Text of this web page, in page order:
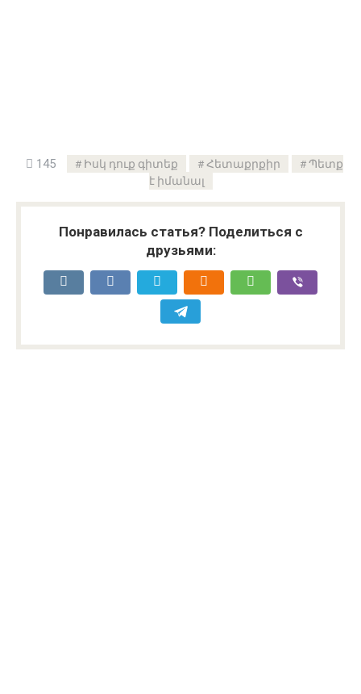
145 Իսկ դուք գիտեք Հետաքրքիր
Պետք
է իմանալ
Понравилась статья? Поделиться с
друзьями: